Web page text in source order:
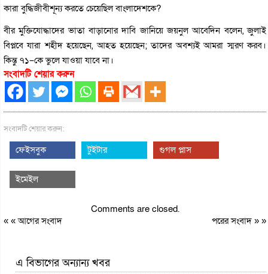
কারা বুদ্ধিজীবীশূন্য করতে চেয়েছিল বাংলাদেশকে?
বীর মুক্তিযোদ্ধাদের ভাতা বাড়ানোর দাবি জানিয়ে জয়নুল আবেদিন বলেন, জুলাই
বিপ্লবে যারা শহীদ হয়েছেন, আহত হয়েছেন; তাদের অবশ্যই আমরা স্মরণ করব।
কিন্তু ৭১–কে ভুলে যাওয়া যাবে না।
সংবাদটি শেয়ার করুন
সংবাদটি শেয়ার করুন:
ফেইসবুক টুইটার গুগল প্লাস
ইমেইল
Comments are closed.
« «আগের সংবাদ পরের সংবাদ» »
এ বিভাগের অন্যান্য খবর